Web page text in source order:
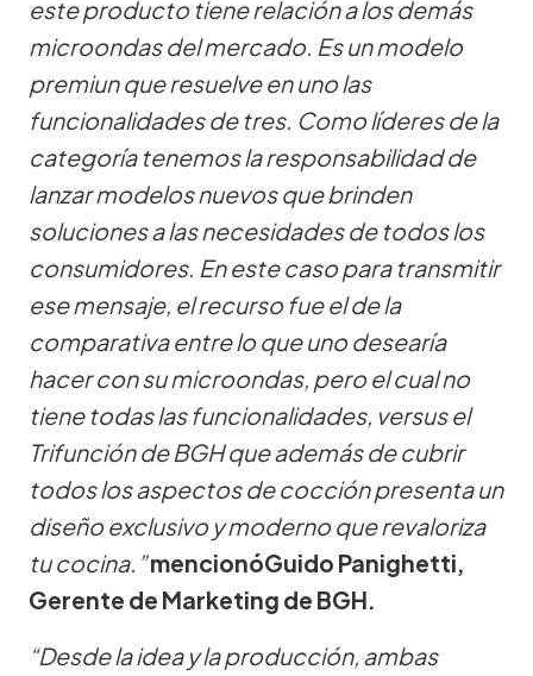
este producto tiene relación a los demás
microondas del mercado. Es un modelo
premiun que resuelve en uno las
funcionalidades de tres. Como líderes de la
categoría tenemos la responsabilidad de
lanzar modelos nuevos que brinden
soluciones a las necesidades de todos los
consumidores. En este caso para transmitir
ese mensaje, el recurso fue el de la
comparativa entre lo que uno desearía
hacer con su microondas, pero el cual no
tiene todas las funcionalidades, versus el
Trifunción de BGH que además de cubrir
todos los aspectos de cocción presenta un
diseño exclusivo y moderno que revaloriza
tu cocina.”mencionóGuido Panighetti,
Gerente de Marketing de BGH.
“Desde la idea y la producción, ambas